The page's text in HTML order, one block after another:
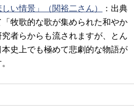
い情景」（関裕二さん）
： 出典
牧歌的な歌が集められた和やか
者らからも流されますが、とん
史上でも極めて悲劇的な物語が